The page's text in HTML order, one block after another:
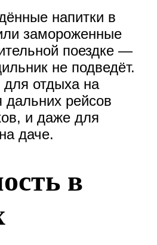
напитки в
замороженные
поездке —
не подведёт.
отдыха на
дальних рейсов
и даже для
даче.
в